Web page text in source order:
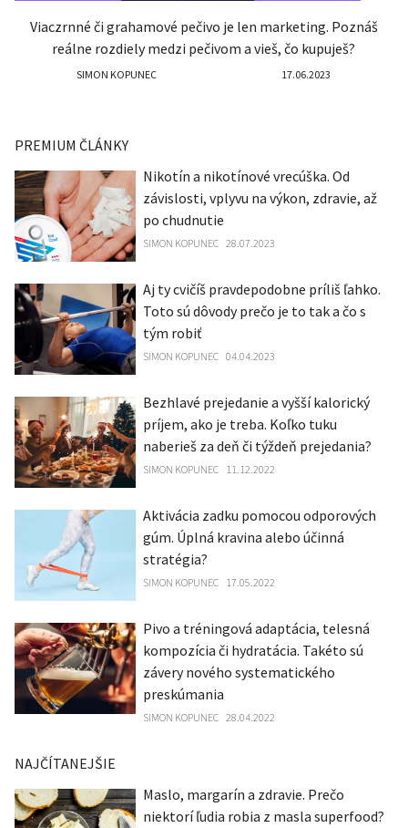
Viaczrnné či grahamové pečivo je len marketing. Poznáš
reálne rozdiely medzi pečivom a vieš, čo kupuješ?
SIMON KOPUNEC 17.06.2023
PREMIUM ČLÁNKY
Nikotín a nikotínové vrecúška. Od
závislosti, vplyvu na výkon, zdravie, až
po chudnutie
SIMON KOPUNEC 28.07.2023
Aj ty cvičíš pravdepodobne príliš ľahko.
Toto sú dôvody prečo je to tak a čo s
tým robiť
SIMON KOPUNEC 04.04.2023
Bezhlavé prejedanie a vyšší kalorický
príjem, ako je treba. Koľko tuku
naberieš za deň či týždeň prejedania?
SIMON KOPUNEC 11.12.2022
Aktivácia zadku pomocou odporových
gúm. Úplná kravina alebo účinná
stratégia?
SIMON KOPUNEC 17.05.2022
Pivo a tréningová adaptácia, telesná
kompozícia či hydratácia. Takéto sú
závery nového systematického
preskúmania
SIMON KOPUNEC 28.04.2022
NAJČÍTANEJŠIE
Maslo, margarín a zdravie. Prečo
niektorí ľudia robia z masla superfood?